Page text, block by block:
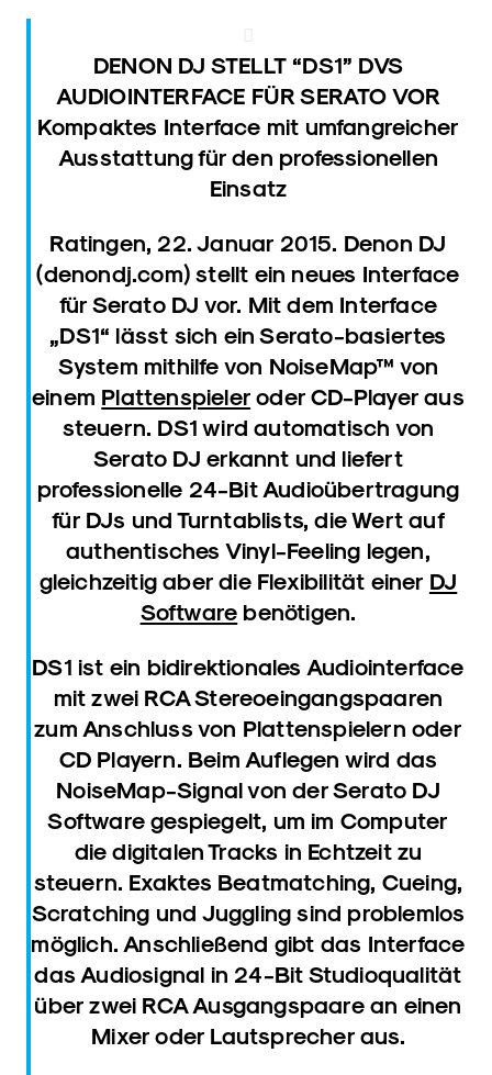
DENON DJ STELLT “DS1” DVS
AUDIOINTERFACE FÜR SERATO VOR
Kompaktes Interface mit umfangreicher
Ausstattung für den professionellen
Einsatz
Ratingen, 22. Januar 2015. Denon DJ
(denondj.com) stellt ein neues Interface
für Serato DJ vor. Mit dem Interface
„DS1“ lässt sich ein Serato-basiertes
System mithilfe von NoiseMap™ von
einem Plattenspieler oder CD-Player aus
steuern. DS1 wird automatisch von
Serato DJ erkannt und liefert
professionelle 24-Bit Audioübertragung
für DJs und Turntablists, die Wert auf
authentisches Vinyl-Feeling legen,
gleichzeitig aber die Flexibilität einer DJ
Software benötigen.
DS1 ist ein bidirektionales Audiointerface
mit zwei RCA Stereoeingangspaaren
zum Anschluss von Plattenspielern oder
CD Playern. Beim Auflegen wird das
NoiseMap-Signal von der Serato DJ
Software gespiegelt, um im Computer
die digitalen Tracks in Echtzeit zu
steuern. Exaktes Beatmatching, Cueing,
Scratching und Juggling sind problemlos
möglich. Anschließend gibt das Interface
das Audiosignal in 24-Bit Studioqualität
über zwei RCA Ausgangspaare an einen
Mixer oder Lautsprecher aus.